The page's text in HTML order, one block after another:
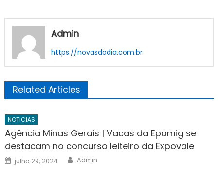
Admin
https://novasdodia.com.br
Related Articles
NOTICIAS
Agência Minas Gerais | Vacas da Epamig se
destacam no concurso leiteiro da Expovale
Posted
on
julho 29, 2024 Author
Admin